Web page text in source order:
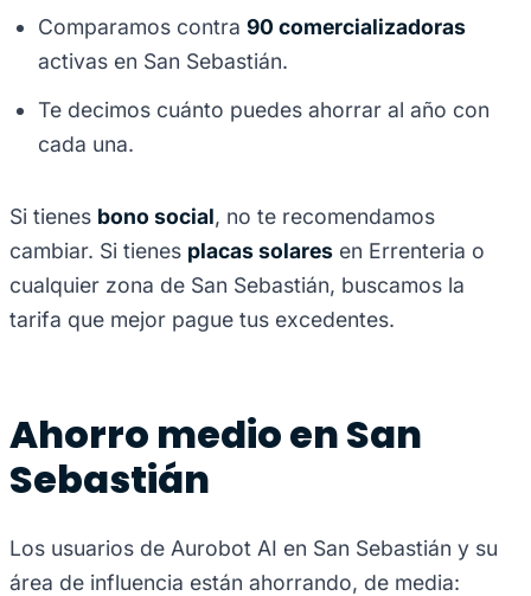
Comparamos contra 90 comercializadoras
activas en San Sebastián.
Te decimos cuánto puedes ahorrar al año con
cada una.
Si tienes bono social, no te recomendamos
cambiar. Si tienes placas solares en Errenteria o
cualquier zona de San Sebastián, buscamos la
tarifa que mejor pague tus excedentes.
Ahorro medio en San
Sebastián
Los usuarios de Aurobot AI en San Sebastián y su
área de influencia están ahorrando, de media: